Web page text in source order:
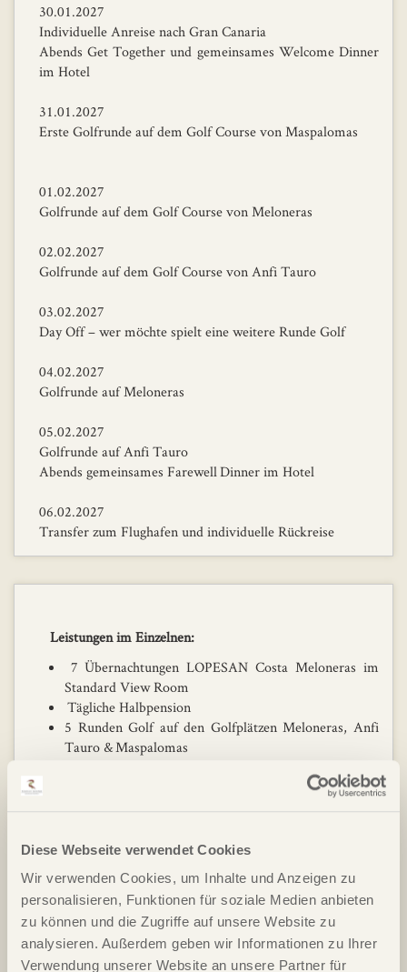
Diese Webseite verwendet Cookies
Wir verwenden Cookies, um Inhalte und Anzeigen zu
personalisieren, Funktionen für soziale Medien anbieten
zu können und die Zugriffe auf unsere Website zu
analysieren. Außerdem geben wir Informationen zu Ihrer
Verwendung unserer Website an unsere Partner für
30.01.2027
Individuelle Anreise nach Gran Canaria
Abends Get Together und gemeinsames Welcome Dinner
im Hotel
31.01.2027
Erste Golfrunde auf dem Golf Course von Maspalomas
01.02.2027
Golfrunde auf dem Golf Course von Meloneras
02.02.2027
Golfrunde auf dem Golf Course von Anfi Tauro
03.02.2027
Day Off – wer möchte spielt eine weitere Runde Golf
04.02.2027
Golfrunde auf Meloneras
05.02.2027
Golfrunde auf Anfi Tauro
Abends gemeinsames Farewell Dinner im Hotel
06.02.2027
Transfer zum Flughafen und individuelle Rückreise
Leistungen im Einzelnen:
7 Übernachtungen LOPESAN Costa Meloneras im
Standard View Room
Tägliche Halbpension
5 Runden Golf auf den Golfplätzen Meloneras, Anfi
Tauro & Maspalomas
Turnierpreise und Teegeschenk
Datum Doppelzimmer Einzelzimmer